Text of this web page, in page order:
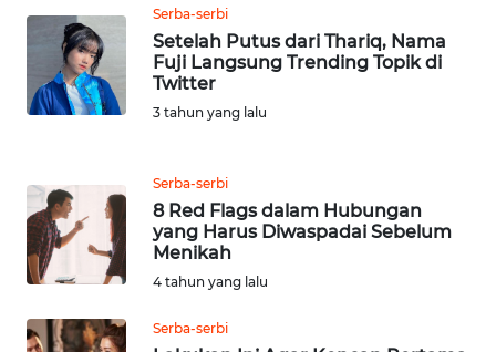
Serba-serbi
Setelah Putus dari Thariq, Nama
Fuji Langsung Trending Topik di
Twitter
3 tahun yang lalu
Serba-serbi
8 Red Flags dalam Hubungan
yang Harus Diwaspadai Sebelum
Menikah
4 tahun yang lalu
Serba-serbi
NUSANTARA
WN
JOGJA
WN
BALI
WN
KALBAR